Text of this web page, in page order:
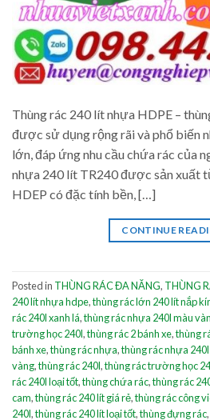
Thùng rác 240 lít nhựa HDPE –
được sử dụng rộng rãi và phổ biến
lớn, đáp ứng nhu cầu chứa rác của
nhựa 240 lít TR240 được sản xuất
HDEP có đặc tính bền, […]
CONTINUE
Posted in THÙNG RÁC ĐA NĂNG, THÙNG
240 lít nhựa hdpe,thùng rác lớn 240 lít nắp
rác 240l xanh lá,thùng rác nhựa 240l màu
trường học 240l,thùng rác 2 bánh xe,thùng
bánh xe,thùng rác nhựa,thùng rác nhựa 240l
vàng,thùng rác 240l,thùng rác trường học
rác 240l loại tốt,thùng chứa rác,thùng rác
cam,thùng rác 240 lít giá rẻ,thùng rác công
240l,thùng rác 240 lít loại tốt,thùng đựng rác,